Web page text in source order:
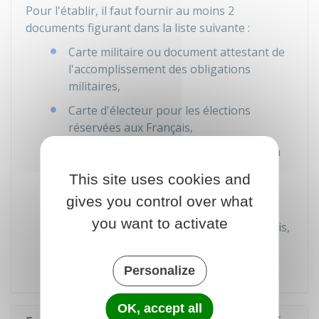
Pour l'établir, il faut fournir au moins 2
documents figurant dans la liste suivante :
Carte militaire ou document attestant de
l'accomplissement des obligations
militaires,
Carte d'électeur pour les élections
réservées aux Français,
Document attestant l'appartenance à la
emploi réservé aux Français),
Document attestant de l'exercice d'un
mandat électif réservé aux seuls Français,
This site uses cookies and
gives you control over what
you want to activate
Personalize
OK, accept all